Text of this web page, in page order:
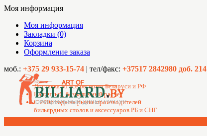
Моя информация
Моя информация
Закладки (0)
Корзина
Оформление заказа
моб.: +375 29 933-15-74 | тел/факс: +37517 2842980 доб. 214
Доставка во все регионы Беларуси и РФ
Наличный, безналичный расчет
C 2006 года на рынке производителей
бильярдных столов и аксессуаров РБ и СНГ